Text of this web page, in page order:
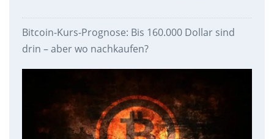
Bitcoin-Kurs-Prognose: Bis 160.000 Dollar sind
drin – aber wo nachkaufen?